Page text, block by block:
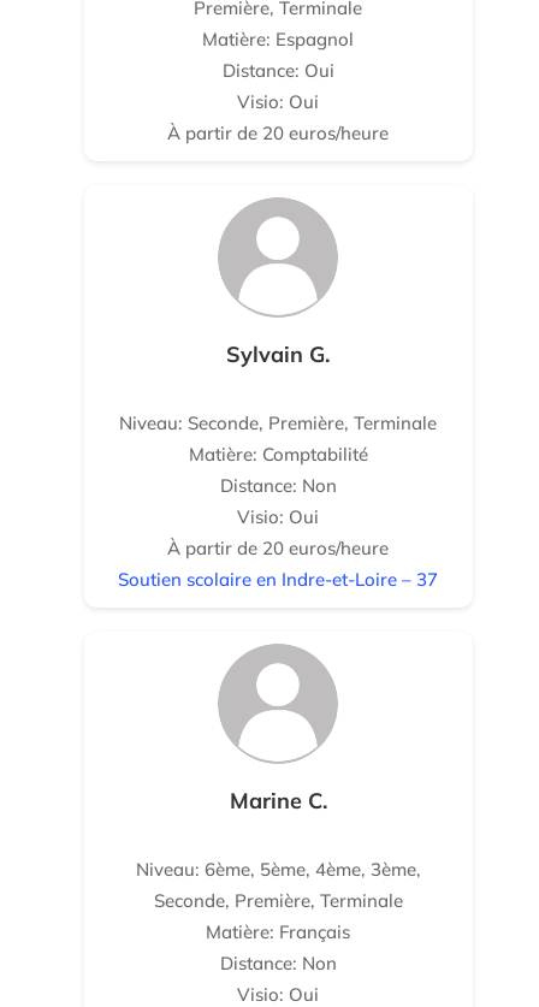
Première, Terminale
Matière: Espagnol
Distance: Oui
Visio: Oui
À partir de 20 euros/heure
Sylvain G.
Niveau: Seconde, Première, Terminale
Matière: Comptabilité
Distance: Non
Visio: Oui
À partir de 20 euros/heure
Soutien scolaire en Indre-et-Loire – 37
Marine C.
Niveau: 6ème, 5ème, 4ème, 3ème,
Seconde, Première, Terminale
Matière: Français
Distance: Non
Visio: Oui